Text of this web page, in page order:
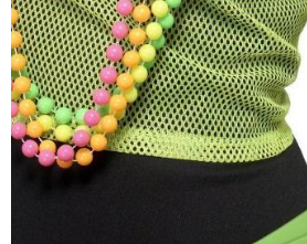
Sada 4 neónových disko
náhrdelníkov
3,50 €